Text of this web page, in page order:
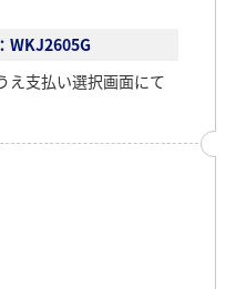
WKJ2605G
え支払い選択画面にて